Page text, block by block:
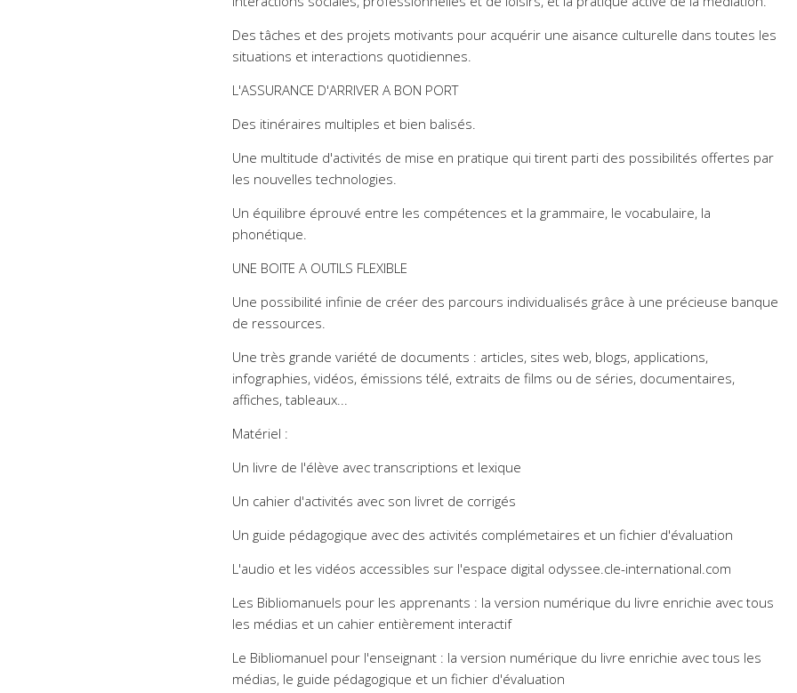
Des tâches et des projets motivants pour acquérir une aisance culturelle dans toutes les
situations et interactions quotidiennes.
L'ASSURANCE D'ARRIVER A BON PORT
Des itinéraires multiples et bien balisés.
Une multitude d'activités de mise en pratique qui tirent parti des possibilités offertes par
les nouvelles technologies.
Un équilibre éprouvé entre les compétences et la grammaire, le vocabulaire, la
phonétique.
UNE BOITE A OUTILS FLEXIBLE
Une possibilité infinie de créer des parcours individualisés grâce à une précieuse banque
de ressources.
Une très grande variété de documents : articles, sites web, blogs, applications,
infographies, vidéos, émissions télé, extraits de films ou de séries, documentaires,
affiches, tableaux...
Matériel :
Un livre de l'élève avec transcriptions et lexique
Un cahier d'activités avec son livret de corrigés
Un guide pédagogique avec des activités complémetaires et un fichier d'évaluation
L'audio et les vidéos accessibles sur l'espace digital odyssee.cle-international.com
Les Bibliomanuels pour les apprenants : la version numérique du livre enrichie avec tous
les médias et un cahier entièrement interactif
Le Bibliomanuel pour l'enseignant : la version numérique du livre enrichie avec tous les
médias, le guide pédagogique et un fichier d'évaluation